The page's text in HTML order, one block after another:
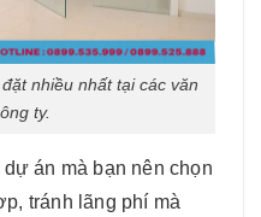
nhiều nhất tại các văn
ty.
án mà bạn nên chọn
tránh lãng phí mà